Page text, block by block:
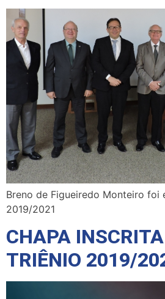
Breno de Figueiredo Monteiro foi
2019/2021
CHAPA
TRIÊNIO 2019/